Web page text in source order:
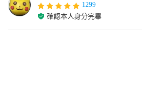
1299
確認本人身分完畢